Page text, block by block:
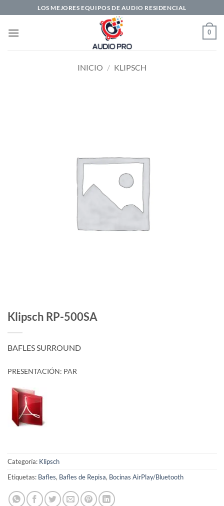
al
contenido
LOS MEJORES EQUIPOS DE AUDIO RESIDENCIAL
0
INICIO / KLIPSCH
Klipsch RP-500SA
BAFLES SURROUND
PRESENTACIÓN: PAR
Categoría: Klipsch
Etiquetas: Bafles, Bafles de Repisa, Bocinas AirPlay/Bluetooth